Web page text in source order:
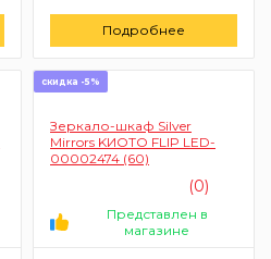
Подробнее
скидка -5%
Зеркало-шкаф Silver
Mirrors KИОТО FLIP LED-
00002474 (60)
(0)
Представлен в
магазине